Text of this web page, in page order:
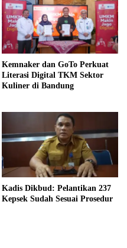
Kemnaker dan GoTo Perkuat
Literasi Digital TKM Sektor
Kuliner di Bandung
Kadis Dikbud: Pelantikan 237
Kepsek Sudah Sesuai Prosedur